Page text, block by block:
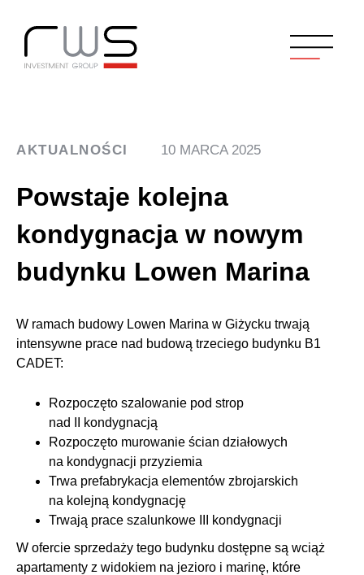
AKTUALNOŚCI 10 MARCA 2025
Powstaje kolejna
kondygnacja w nowym
budynku Lowen Marina
W ramach budowy Lowen Marina w Giżycku trwają
intensywne prace nad budową trzeciego budynku B1
CADET:
Rozpoczęto szalowanie pod strop
nad II kondygnacją
Rozpoczęto murowanie ścian działowych
na kondygnacji przyziemia
Trwa prefabrykacja elementów zbrojarskich
na kolejną kondygnację
Trwają prace szalunkowe III kondygnacji
W ofercie sprzedaży tego budynku dostępne są wciąż
apartamenty z widokiem na jezioro i marinę, które